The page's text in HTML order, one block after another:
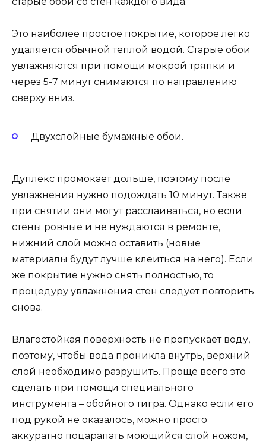
Это наиболее простое покрытие, которое легко
удаляется обычной теплой водой. Старые обои
увлажняются при помощи мокрой тряпки и
через 5-7 минут снимаются по направлению
сверху вниз.
Двухслойные бумажные обои.
Дуплекс промокает дольше, поэтому после
увлажнения нужно подождать 10 минут. Также
при снятии они могут расслаиваться, но если
стены ровные и не нуждаются в ремонте,
нижний слой можно оставить (новые
материалы будут лучше клеиться на него). Если
же покрытие нужно снять полностью, то
процедуру увлажнения стен следует повторить
снова.
Влагостойкая поверхность не пропускает воду,
поэтому, чтобы вода проникла внутрь, верхний
слой необходимо разрушить. Проще всего это
сделать при помощи специального
инструмента – обойного тигра. Однако если его
под рукой не оказалось, можно просто
аккуратно поцарапать моющийся слой ножом,